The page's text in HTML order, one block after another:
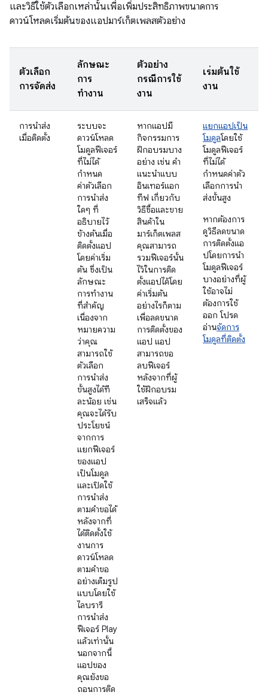
และวิธีใช้ตัวเลือกเหล่านั้นเพื่อเพิ่มประสิทธิภาพขนาดการ
ดาวน์โหลดเริ่มต้นของแอปมาร์เก็ตเพลสตัวอย่าง
ตัวเลือก
การจัดส่ง
ลักษณะ
การ
ทำงาน
ตัวอย่าง
กรณีการใช้
งาน
เริ่มต้นใช้
งาน
การนำส่ง
เมื่อติดตั้ง
ระบบจะ
ดาวน์โหลด
โมดูลฟีเจอร์
ที่ไม่ได้
กำหนด
ค่าตัวเลือก
การนำส่ง
ใดๆ ที่
อธิบายไว้
ข้างต้นเมื่อ
ติดตั้งแอป
โดยค่าเริ่ม
ต้น ซึ่งเป็น
ลักษณะ
การทำงาน
ที่สำคัญ
เนื่องจาก
หมายความ
ว่าคุณ
สามารถใช้
ตัวเลือก
การนำส่ง
ขั้นสูงได้ที
ละน้อย เช่น
คุณจะได้รับ
ประโยชน์
จากการ
แยกฟีเจอร์
ของแอป
เป็นโมดูล
และเปิดใช้
การนำส่ง
ตามคำขอได้
หลังจากที่
ได้ติดตั้งใช้
งานการ
ดาวน์โหลด
ตามคำขอ
อย่างเต็มรูป
แบบโดยใช้
ไลบรารี
การนำส่ง
ฟีเจอร์ Play
แล้วเท่านั้น
นอกจากนี้
แอปของ
คุณยังขอ
ถอนการติด
หากแอปมี
กิจกรรมการ
ฝึกอบรมบาง
อย่าง เช่น คำ
แนะนำแบบ
อินเทอร์แอก
ทีฟ เกี่ยวกับ
วิธีซื้อและขาย
สินค้าใน
มาร์เก็ตเพลส
คุณสามารถ
รวมฟีเจอร์นั้น
ไว้ในการติด
ตั้งแอปได้โดย
ค่าเริ่มต้น
อย่างไรก็ตาม
เพื่อลดขนาด
การติดตั้งของ
แอป แอป
สามารถขอ
ลบฟีเจอร์
หลังจากที่ผู้
ใช้ฝึกอบรม
เสร็จแล้ว
แยกแอปเป็น
โมดูลโดยใช้
โมดูลฟีเจอร์
ที่ไม่ได้
กำหนดค่าตัว
เลือกการนำ
ส่งขั้นสูง
หากต้องการ
ดูวิธีลดขนาด
การติดตั้งแอ
ปโดยการนำ
โมดูลฟีเจอร์
บางอย่างที่ผู้
ใช้อาจไม่
ต้องการใช้
ออก โปรด
อ่านจัดการ
โมดูลที่ติดตั้ง